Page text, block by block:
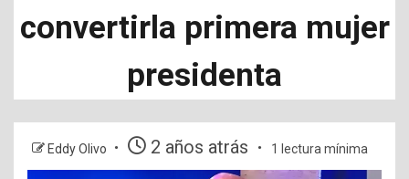
convertirla primera mujer
presidenta
Eddy Olivo 2 años atrás 1 lectura mínima